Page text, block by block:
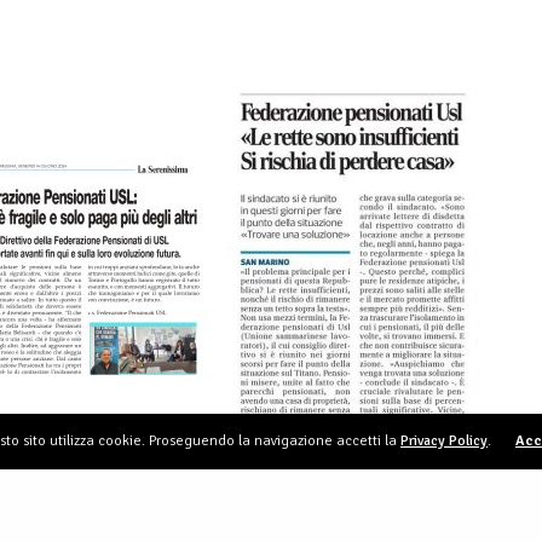
sito utilizza cookie. Proseguendo la navigazione accetti laPrivacy Policy.